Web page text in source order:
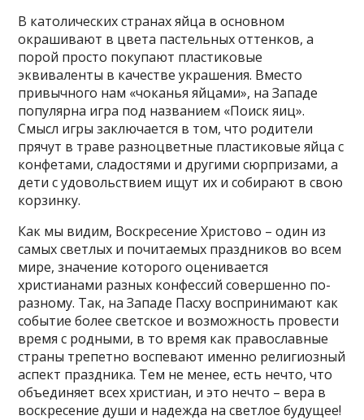
В католических странах яйца в основном
окрашивают в цвета пастельных оттенков, а
порой просто покупают пластиковые
эквиваленты в качестве украшения. Вместо
привычного нам «чоканья яйцами», на Западе
популярна игра под названием «Поиск яиц».
Смысл игры заключается в том, что родители
прячут в траве разноцветные пластиковые яйца с
конфетами, сладостями и другими сюрпризами, а
дети с удовольствием ищут их и собирают в свою
корзинку.
Как мы видим, Воскресение Христово – один из
самых светлых и почитаемых праздников во всем
мире, значение которого оценивается
христианами разных конфессий совершенно по-
разному. Так, на Западе Пасху воспринимают как
событие более светское и возможность провести
время с родными, в то время как православные
страны трепетно воспевают именно религиозный
аспект праздника. Тем не менее, есть нечто, что
объединяет всех христиан, и это нечто – вера в
воскресение души и надежда на светлое будущее!